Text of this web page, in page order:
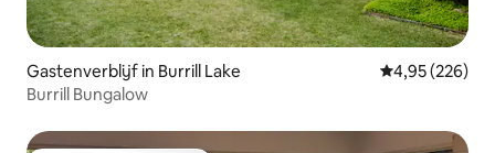
Gastenverblijf in Burrill Lake Gemiddelde
4,95 (226)
Burrill Bungalow